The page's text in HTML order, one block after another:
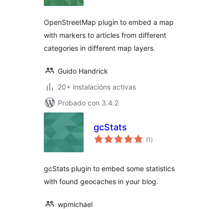
OpenStreetMap plugin to embed a map
with markers to articles from different
categories in different map layers.
Guido Handrick
20+ instalacións activas
Probado con 3.4.2
gcStats
(1 valoracións
totais
)
gcStats plugin to embed some statistics
with found geocaches in your blog.
wpmichael